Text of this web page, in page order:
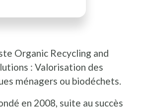
Organic Recycling and
: Valorisation des
ménagers ou biodéchets.
en 2008, suite au succès